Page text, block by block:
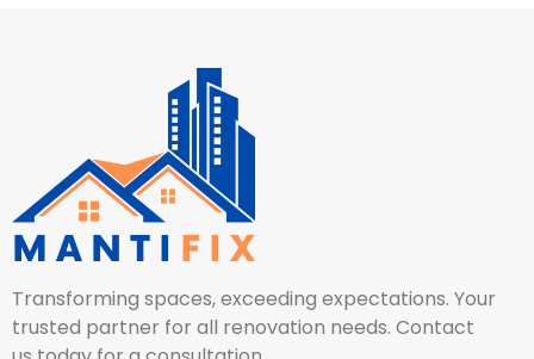
Transforming spaces, exceeding expectations. Your
trusted partner for all renovation needs. Contact